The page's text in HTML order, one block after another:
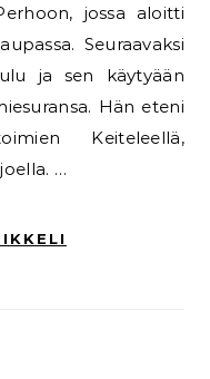
jossa aloitti
Seuraavaksi
ja sen käytyään
Hän eteni
Keiteleellä,
…